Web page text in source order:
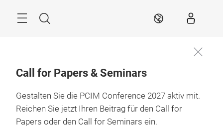
Suche DE
Call for Papers & Seminars
Gestalten Sie die PCIM Conference 2027 aktiv mit.
Reichen Sie jetzt Ihren Beitrag für den Call for
Papers oder den Call for Seminars ein.